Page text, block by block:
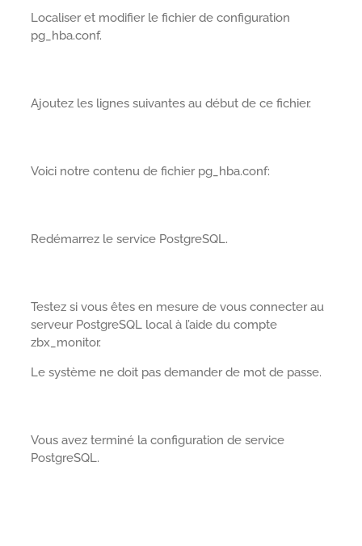
Localiser et modifier le fichier de configuration
pg_hba.conf.
Ajoutez les lignes suivantes au début de ce fichier.
Voici notre contenu de fichier pg_hba.conf:
Redémarrez le service PostgreSQL.
Testez si vous êtes en mesure de vous connecter au
serveur PostgreSQL local à l’aide du compte
zbx_monitor.
Le système ne doit pas demander de mot de passe.
Vous avez terminé la configuration de service
PostgreSQL.